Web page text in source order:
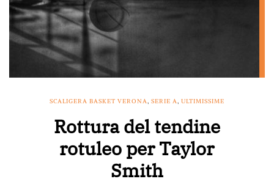
SCALIGERA BASKET VERONA, SERIE A, ULTIMISSIME
Rottura del tendine
rotuleo per Taylor
Smith